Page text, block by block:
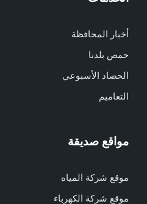
أخبار المحافظة
حمص بلدنا
الحصاد الأسبوعي
التعاميم
مواقع صديقة
موقع شركة المياه
موقع شركة الكهرباء